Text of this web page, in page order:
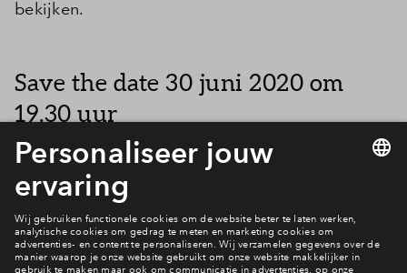
bekijken.
Save the date 30 juni 2020 om
19.30 uur
Zou je deze datum alvast willen reserveren in je agenda? We
willen dit moment gebruiken om al je vragen te
beantwoorden naar aanleiding van de digitale